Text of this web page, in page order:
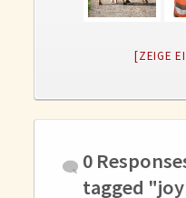
Gedanken und Gefühle
Bücher
Momoko
[ZEIGE
0
tagged